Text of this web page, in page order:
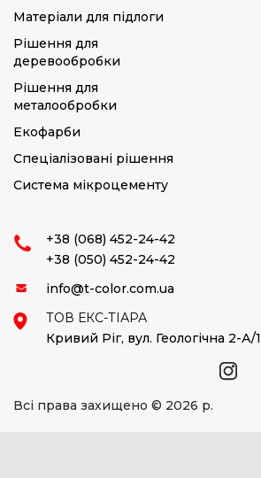
Матеріали для підлоги
Рішення для
деревообробки
Рішення для
металообробки
Екофарби
Спеціалізовані рішення
Система мікроцементу
+38 (068) 452-24-42
+38 (050) 452-24-42
info@t-color.com.ua
ТОВ ЕКС-ТІАРА
Кривий Ріг, вул. Геологічна 2-А/1
Всі права захищено © 2026 р.